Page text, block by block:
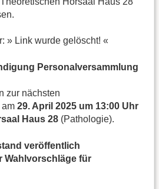
» Link wurde gelöscht! «
Personalversammlung
zur nächsten
am 29. April 2025 um 13:00 Uhr
Haus 28 (Pathologie).
veröffentlich
Wahlvorschläge für